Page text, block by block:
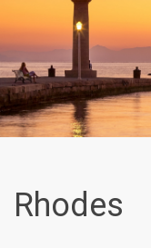
Rhodes